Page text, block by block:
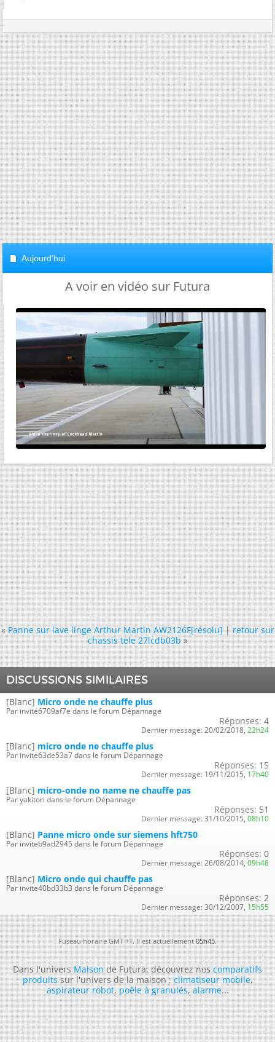
Aujourd'hui
A voir en vidéo sur Futura
« Panne sur lave linge Arthur Martin AW2126F[résolu]|retour sur
chassis tele 27lcdb03b »
DISCUSSIONS SIMILAIRES
[Blanc] Micro onde ne chauffe plus
Par invite6709af7e dans le forum Dépannage
Réponses: 4
Dernier message: 20/02/2018, 22h24
[Blanc] micro onde ne chauffe plus
Par invite63de53a7 dans le forum Dépannage
Réponses: 15
Dernier message: 19/11/2015, 17h40
[Blanc] micro-onde no name ne chauffe pas
Par yakitori dans le forum Dépannage
Réponses: 51
Dernier message: 31/10/2015, 08h10
[Blanc] Panne micro onde sur siemens hft750
Par inviteb9ad2945 dans le forum Dépannage
Réponses: 0
Dernier message: 26/08/2014, 09h48
[Blanc] Micro onde qui chauffe pas
Par invite40bd33b3 dans le forum Dépannage
Réponses: 2
Dernier message: 30/12/2007, 15h55
Fuseau horaire GMT +1. Il est actuellement05h45.
Dans l'universMaisonde Futura, découvrez noscomparatifs
produitssur l'univers de la maison :climatiseur mobile,
aspirateur robot,poêle à granulés,alarme...